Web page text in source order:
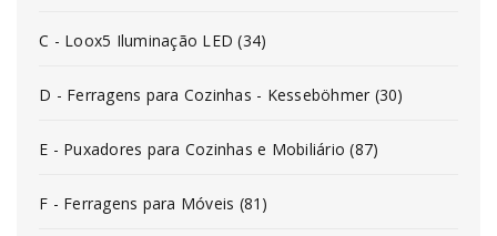
C - Loox5 Iluminação LED (34)
D - Ferragens para Cozinhas - Kesseböhmer (30)
E - Puxadores para Cozinhas e Mobiliário (87)
F - Ferragens para Móveis (81)